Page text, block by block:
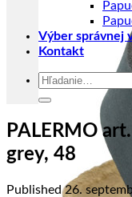
Výber správnej
Kontakt
Hľadať:
PALERMO
grey, 48
Published26.